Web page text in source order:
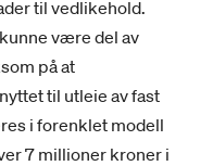
til vedlikehold.
være del av
på at
til utleie av fast
i forenklet modell
7 millioner kroner i